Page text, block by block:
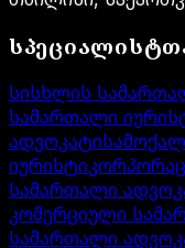
სისხლის
სამართალი
ადვოკატი
იურისტი
სამართალი
კომერციული
სამართალი